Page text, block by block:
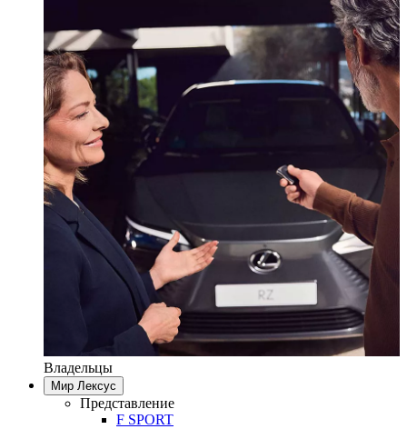
Владельцы
Мир Лексус
Представление
F SPORT